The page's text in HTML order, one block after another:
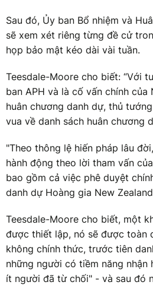
Sau đó, Ủy ban Bổ nhiệm và
sẽ xem xét riêng từng đề cử
họp bảo mật kéo dài vài tuần.
Teesdale-Moore cho biết: “Với
ban APH và là cố vấn chính của
huân chương danh dự, thủ
vua về danh sách huân chương
"Theo thông lệ hiến pháp lâu
hành động theo lời tham vấn
bao gồm cả việc phê duyệt
danh dự Hoàng gia New
Teesdale-Moore cho biết, một
được thiết lập, nó sẽ được toàn
không chính thức, trước tiên
những người có tiềm năng
ít người đã từ chối" - và sau đó